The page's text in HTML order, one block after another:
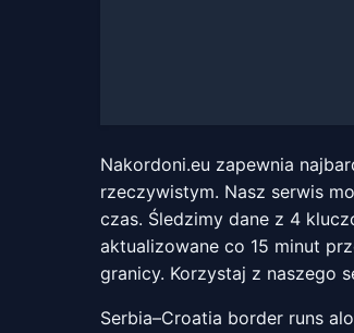
Nakordoni.eu zapewnia
rzeczywistym. Nasz serwis
czas. Śledzimy dane z 4
aktualizowane co 15 minut
granicy. Korzystaj z naszego
Serbia–Croatia border runs